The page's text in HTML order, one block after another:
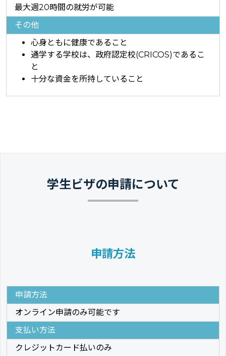
最大週20時間の就労が可能
その他
心身ともに健康であること
通学する学校は、政府認定校(CRICOS)であるこ
と
十分な資金を所持していること
学生ビザの申請について
申請方法
申請方法
オンライン申請のみ可能です
支払い方法
クレジットカード払いのみ